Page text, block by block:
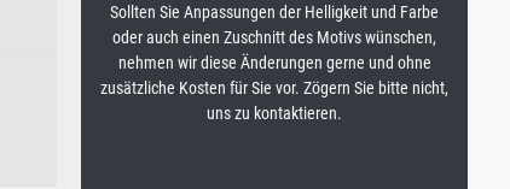
Sollten Sie Anpassungen der Helligkeit und Farbe
oder auch einen Zuschnitt des Motivs wünschen,
nehmen wir diese Änderungen gerne und ohne
zusätzliche Kosten für Sie vor. Zögern Sie bitte nicht,
uns zu kontaktieren.